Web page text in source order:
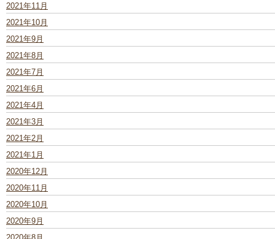
2021年11月
2021年10月
2021年9月
2021年8月
2021年7月
2021年6月
2021年4月
2021年3月
2021年2月
2021年1月
2020年12月
2020年11月
2020年10月
2020年9月